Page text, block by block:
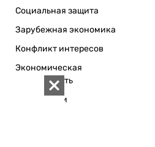
Социальная защита
Зарубежная экономика
Конфликт интересов
Экономическая
безопасность
Персоналии